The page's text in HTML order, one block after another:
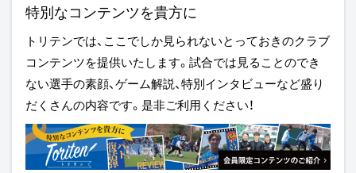
特別なコンテンツを貴方に
トリテンでは、ここでしか見られないとっておきのクラブ
コンテンツを提供いたします。試合では見ることのでき
ない選手の素顔、ゲーム解説、特別インタビューなど盛り
だくさんの内容です。是非ご利用ください！